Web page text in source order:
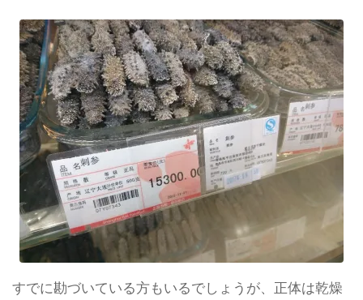
すでに勘づいている方もいるでしょうが、正体は乾燥